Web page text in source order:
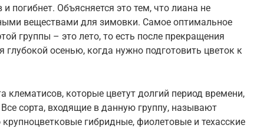
погибнет. Объясняется это тем, что лиана не
веществами для зимовки. Самое оптимальное
группы – это лето, то есть после прекращения
осенью, когда нужно подготовить цветок к
клематисов, которые цветут долгий период времени,
сорта, входящие в данную группу, называют
гибридные, фиолетовые и техасские